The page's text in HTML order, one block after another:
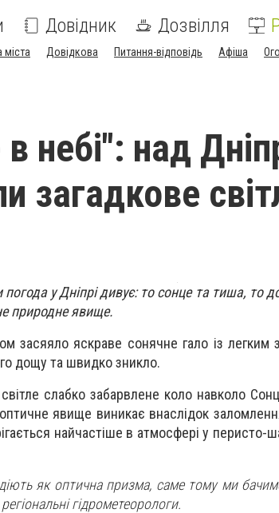
Довідник Дозвілля
міста Довідкова Питання-відповідь Афіша
в небі": над
загадкове
у Дніпрі дивує: то сонце та тиша, то
природне явище.
засяяло яскраве сонячне гало із легким
дощу та швидко зникло.
слабко забарвлене коло навколо
явище виникає внаслідок
найчастіше в атмосфері у
як оптична призма, саме тому ми
гідрометеорологи.